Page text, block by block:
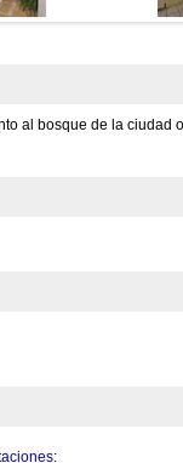
al bosque de la ciudad